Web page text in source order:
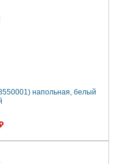
напольная, белый